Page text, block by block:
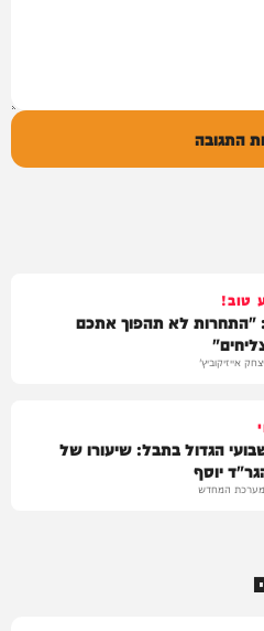
התגובה
טוב!
"התחרות לא תהפוך אתכם
יצחק אייזיקוביץ'
הגדול בתבל: שיעורו של
יוסף
מערכת המחדש